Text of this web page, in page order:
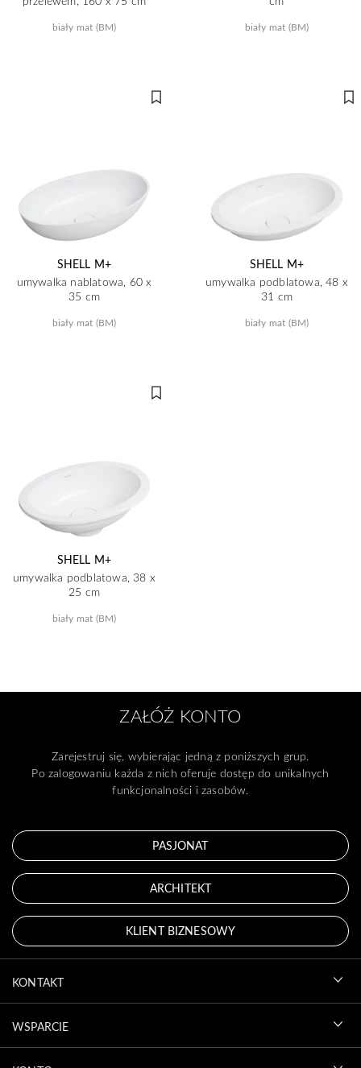
biały mat (BM) biały mat (BM)
SHELL M+
umywalka nablatowa, 60 x
35 cm
biały mat (BM)
SHELL M+
umywalka podblatowa, 48 x
31 cm
biały mat (BM)
SHELL M+
umywalka podblatowa, 38 x
25 cm
biały mat (BM)
ZAŁÓŻ KONTO
Zarejestruj się, wybierając jedną z poniższych grup.
Po zalogowaniu każda z nich oferuje dostęp do unikalnych
funkcjonalności i zasobów.
PASJONAT
ARCHITEKT
KLIENT BIZNESOWY
KONTAKT
WSPARCIE